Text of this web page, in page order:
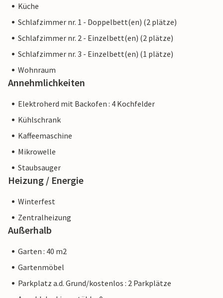
Küche
Schlafzimmer nr. 1 - Doppelbett(en) (2 plätze)
Schlafzimmer nr. 2 - Einzelbett(en) (2 plätze)
Schlafzimmer nr. 3 - Einzelbett(en) (1 plätze)
Wohnraum
Annehmlichkeiten
Elektroherd mit Backofen : 4 Kochfelder
Kühlschrank
Kaffeemaschine
Mikrowelle
Staubsauger
Heizung / Energie
Winterfest
Zentralheizung
Außerhalb
Garten : 40 m2
Gartenmöbel
Parkplatz a.d. Grund/kostenlos : 2 Parkplätze